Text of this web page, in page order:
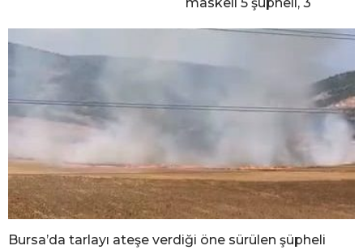
Bursa’da tarlayı ateşe verdiği öne sürülen şüpheli